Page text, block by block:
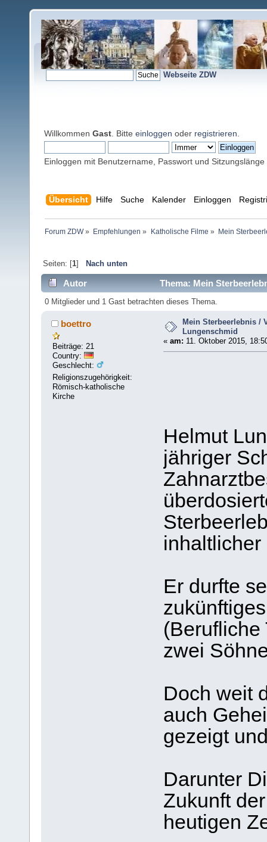
Webseite ZDW
Willkommen Gast . Bitte einloggen oder registrieren
Einloggen mit Benutzername, Passwort und Sitzungslänge
Übersicht Hilfe Suche Kalender Einloggen
Forum ZDW» Empfehlungen » Katholische Filme » Mein
Seiten: [1] Nach unten
Autor Thema: Mein
0 Mitglieder und 1 Gast betrachten dieses Thema.
boettro
Beiträge: 21
Country:
Geschlecht:
Religionszugehörigkeit:
Römisch-katholische
Kirche
Mein Sterbeerlebnis /
Lungenschmid
« am: 11. Oktober 2015,
Helmut
jähriger
Er durfte
zwei
Doch weit
auch
gezeigt
Darunter
Zukunft
heutigen